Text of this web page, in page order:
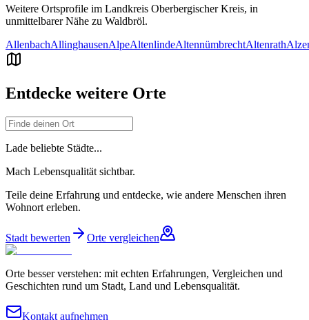
Weitere Ortsprofile im Landkreis Oberbergischer Kreis, in
unmittelbarer Nähe zu Waldbröl.
AllenbachAllinghausenAlpeAltenlindeAltennümbrechtAltenrath
Entdecke weitere Orte
Lade beliebte Städte...
Mach Lebensqualität sichtbar.
Teile deine Erfahrung und entdecke, wie andere Menschen ihren
Wohnort erleben.
Stadt bewerten Orte vergleichen
Orte besser verstehen: mit echten Erfahrungen, Vergleichen und
Geschichten rund um Stadt, Land und Lebensqualität.
Kontakt aufnehmen